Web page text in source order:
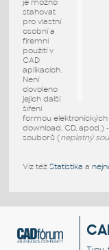
je možno
stahovat
pro vlastní
osobní a
firemní
použití v
CAD
aplikacích.
Není
dovoleno
jejich další
šíření
formou elektronických
download, CD, apod.)
souborů (neplatný
Viz též Statistika a